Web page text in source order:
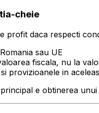
cheie
profit daca respecti
sau UE
fiscala, nu la
provizioanele in
e obtinerea